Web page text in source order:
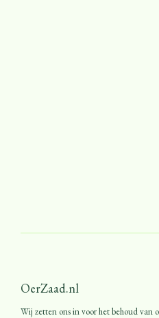
OerZaad.nl
Wij zetten ons in voor het behoud van